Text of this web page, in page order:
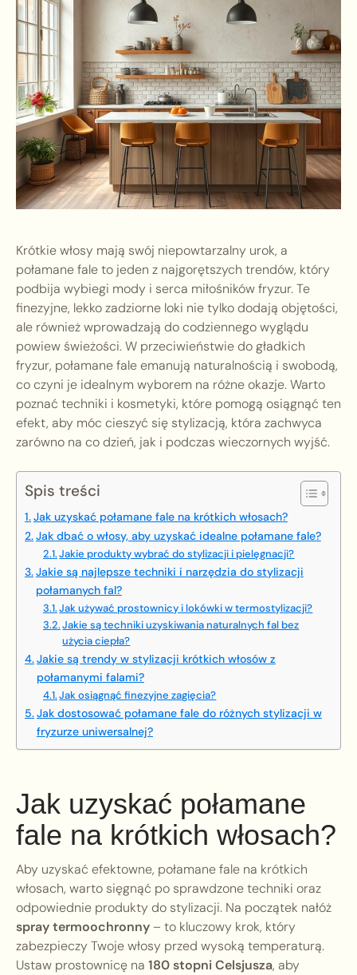
Krótkie włosy mają swój niepowtarzalny urok, a
połamane fale to jeden z najgorętszych trendów, który
podbija wybiegi mody i serca miłośników fryzur. Te
finezyjne, lekko zadziorne loki nie tylko dodają objętości,
ale również wprowadzają do codziennego wyglądu
powiew świeżości. W przeciwieństwie do gładkich
fryzur, połamane fale emanują naturalnością i swobodą,
co czyni je idealnym wyborem na różne okazje. Warto
poznać techniki i kosmetyki, które pomogą osiągnąć ten
efekt, aby móc cieszyć się stylizacją, która zachwyca
zarówno na co dzień, jak i podczas wieczornych wyjść.
Spis treści
Jak uzyskać połamane fale na krótkich włosach?
Jak dbać o włosy, aby uzyskać idealne połamane fale?
Jakie produkty wybrać do stylizacji i pielęgnacji?
Jakie są najlepsze techniki i narzędzia do stylizacji
połamanych fal?
Jak używać prostownicy i lokówki w termostylizacji?
Jakie są techniki uzyskiwania naturalnych fal bez
użycia ciepła?
Jakie są trendy w stylizacji krótkich włosów z
połamanymi falami?
Jak osiągnąć finezyjne zagięcia?
Jak dostosować połamane fale do różnych stylizacji w
fryzurze uniwersalnej?
Jak uzyskać połamane
fale na krótkich włosach?
Aby uzyskać efektowne, połamane fale na krótkich
włosach, warto sięgnąć po sprawdzone techniki oraz
odpowiednie produkty do stylizacji. Na początek nałóż
spray termoochronny– to kluczowy krok, który
zabezpieczy Twoje włosy przed wysoką temperaturą.
Ustaw prostownicę na 180 stopni Celsjusza, aby